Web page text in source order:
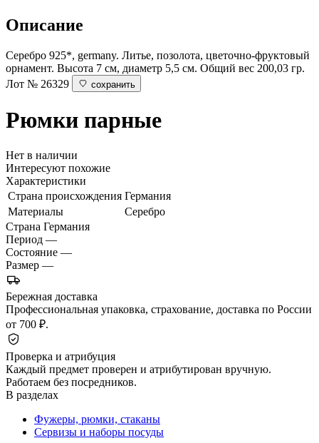
Описание
Серебро 925*, germany. Литье, позолота, цветочно-фруктовый
орнамент. Высота 7 см, диаметр 5,5 см. Общий вес 200,03 гр.
Лот № 26329
сохранить
Рюмки парные
Нет в наличии
Интересуют похожие
Характеристики
Страна происхождения Германия
Материалы
Серебро
Страна Германия
Период —
Состояние —
Размер —
Бережная доставка
Профессиональная упаковка, страхование, доставка по России
от 700 ₽.
Проверка и атрибуция
Каждый предмет проверен и атрибутирован вручную.
Работаем без посредников.
В разделах
Фужеры, рюмки, стаканы
Сервизы и наборы посуды